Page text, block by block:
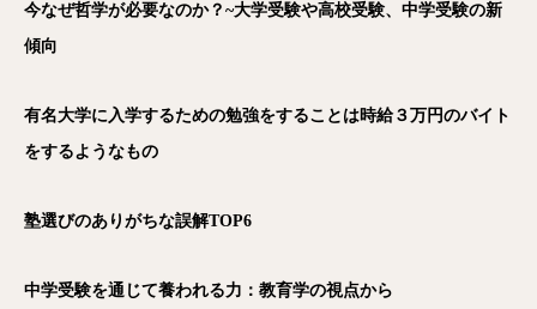
今なぜ哲学が必要なのか？~大学受験や高校受験、中学受験の新
傾向
有名大学に入学するための勉強をすることは時給３万円のバイト
をするようなもの
塾選びのありがちな誤解TOP6
中学受験を通じて養われる力：教育学の視点から